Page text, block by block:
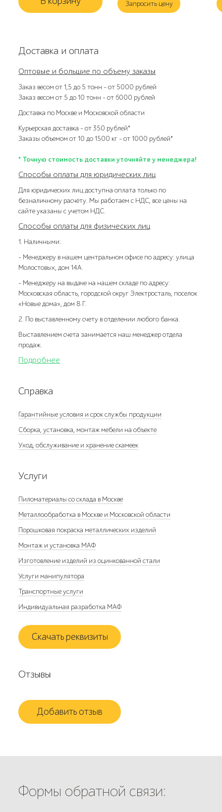
Запросить цену
Доставка и оплата
Оптовые и большие по объему заказы
Заказ весом от 1,5 до 5 тонн – от 5000 рублей
Заказ весом от 5 до 10 тонн – от 6000 рублей
Доставка по Москве и Московской области
Курьерская доставка – от 350 рублей*
Заказы объемом от 10 до 1500 кг – от 1000 рублей*
* Точную стоимость доставки уточняйте у менеджера!
Способы оплаты для юридических лиц
Для юридических лиц доступна оплата только по
безналичному расчёту. Мы работаем с НДС, все цены на
сайте указаны с учетом НДС.
Способы оплаты для физических лиц
1. Наличными:
- Менеджеру в нашем центральном офисе по адресу: улица
Молостовых, дом 14А.
- Менеджеру на выдаче на нашем складе по адресу:
Московская область, городской округ Электросталь, поселок
«Новые дома», дом 8 Г.
2. По выставленному счету в отделении любого банка.
Выставлением счета занимается наш менеджер отдела
продаж.
Подробнее
Справка
Гарантийные условия и срок службы продукции
Сборка, установка, монтаж мебели на объекте
Уход, обслуживание и хранение скамеек
Услуги
Пиломатериалы со склада в Москве
Металлообработка в Москве и Московской области
Порошковая покраска металлических изделий
Монтаж и установка МАФ
Изготовление изделий из оцинкованной стали
Услуги манипулятора
Транспортные услуги
Индивидуальная разработка МАФ
Скачать реквизиты
Отзывы
Добавить отзыв
Формы обратной связи: